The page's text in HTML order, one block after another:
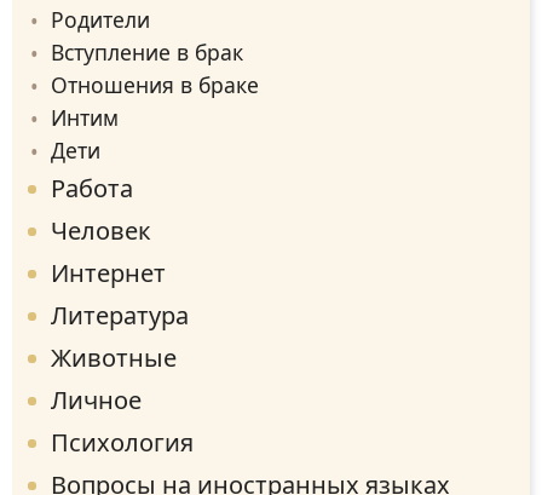
Родители
Вступление в брак
Отношения в браке
Интим
Дети
Работа
Человек
Интернет
Литература
Животные
Личное
Психология
Вопросы на иностранных языках